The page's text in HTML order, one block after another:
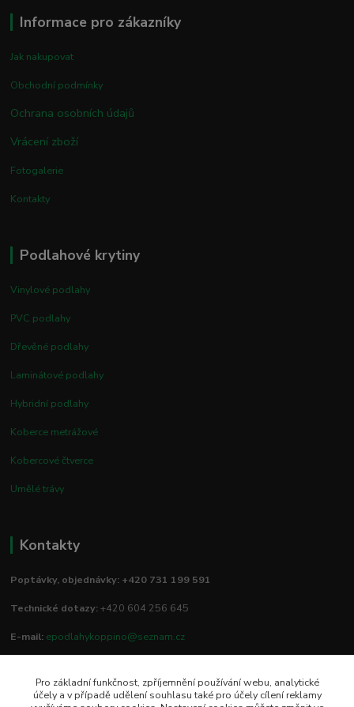
Informace pro zákazníky
Jak nakupovat
Obchodní podmínky
Ochrana osobních údajů
Vrácení zboží
Fotogalerie
Kontakty
Podlahové krytiny
Vinylové podlahy
PVC podlahy
Dřevěné podlahy
Laminátové podlahy
Hybridní podlahy
Koberce metrážové
Kobercové čtverce
Umělé trávy
Kontakty
Poptávky, objednávky: +420 731 199 591
Technické dotazy:+420 604 256 645
E-mail: epodlahykoppino@seznam.cz
Prodejna/vzorkovna:
Pro základní funkčnost, zpříjemnění používání webu, analytické
účely a v případě udělení souhlasu také pro účely cílení reklamy